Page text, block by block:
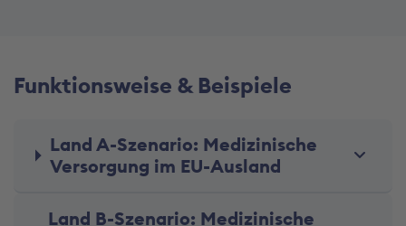
Funktionsweise & Beispiele
Land A-Szenario: Medizinische
Versorgung im EU-Ausland
Land B-Szenario: Medizinische